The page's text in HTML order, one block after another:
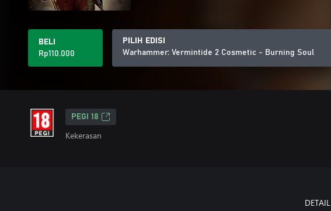
BELI
Rp110.000
PILIH EDISI
Warhammer: Vermintide 2 Cosmetic - Burning Soul
PEGI 18
Kekerasan
DETAIL